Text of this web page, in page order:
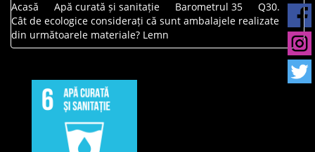
Acasă Apă curată și sanitație Barometrul 35
Q30.
Cât de ecologice considerați că sunt ambalajele realizate
din următoarele materiale? Lemn